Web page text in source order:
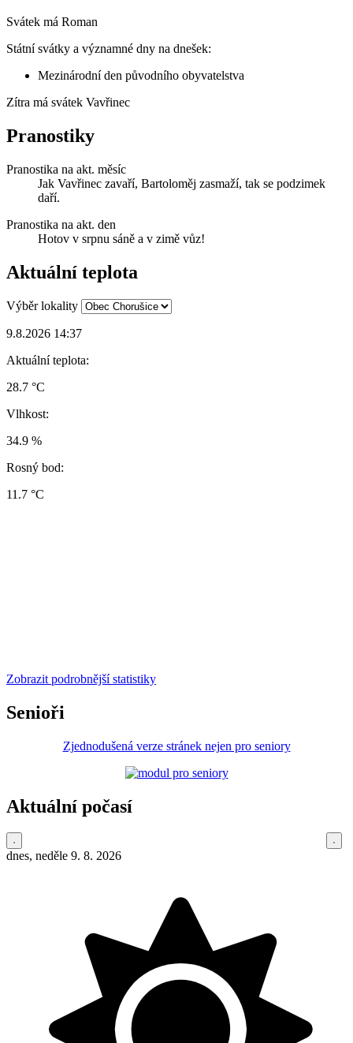
Svátek má Roman
Státní svátky a významné dny na dnešek:
Mezinárodní den původního obyvatelstva
Zítra má svátek Vavřinec
Pranostiky
Pranostika na akt. měsíc
Jak Vavřinec zavaří, Bartoloměj zasmaží, tak se podzimek
daří.
Pranostika na akt. den
Hotov v srpnu sáně a v zimě vůz!
Aktuální teplota
Výběr lokality
9.8.2026 14:37
Aktuální teplota:
28.7 °C
Vlhkost:
34.9 %
Rosný bod:
11.7 °C
Zobrazit podrobnější statistiky
Senioři
Zjednodušená verze stránek nejen pro seniory
Aktuální počasí
dnes, neděle 9. 8. 2026